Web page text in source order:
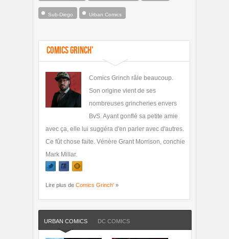
Sub-Diego Urban Comics
Comics Grinch'
Comics Grinch râle beaucoup.
Son origine vient de ses
nombreuses grincheries envers
BvS. Ayant gonflé sa petite amie
avec ça, elle lui suggéra d'en parler avec d'autres.
Ce fût chose faite. Vénère Grant Morrison, conchie
Mark Millar.
Lire plus de Comics Grinch' »
URBAN COMICS DC COMICS